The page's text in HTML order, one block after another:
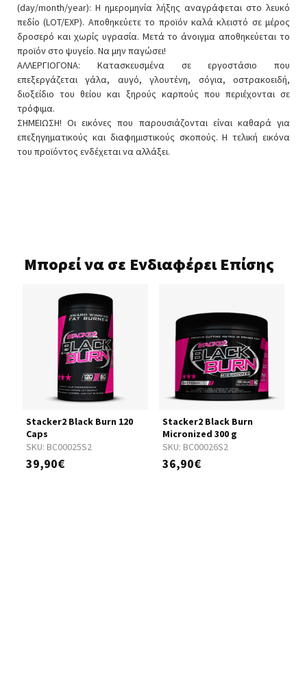
(day/month/year): Η ημερομηνία λήξης αναγράφεται στο λευκό
πεδίο (LOT/EXP). Αποθηκεύετε το προϊόν καλά κλειστό σε μέρος
δροσερό και χωρίς υγρασία. Μετά το άνοιγμα αποθηκεύεται το
προϊόν στο ψυγείο. Να μην παγώσει!
ΑΛΛΕΡΓΙΟΓΟΝΑ: Κατασκευσμένα σε εργοστάσιο που
επεξεργάζεται γάλα, αυγό, γλουτένη, σόγια, οστρακοειδή,
διοξείδιο του θείου και ξηρούς καρπούς που περιέχονται σε
τρόφιμα.
ΣΗΜΕΙΩΣΗ! Οι εικόνες που παρουσιάζονται είναι καθαρά για
επεξηγηματικούς και διαφημιστικούς σκοπούς. Η τελική εικόνα
του προϊόντος ενδέχεται να αλλάξει.
Μπορεί να σε Ενδιαφέρει Επίσης
SKU: BC00025S2
Stacker2 Black Burn 120
Caps
39,90€
SKU: BC00026S2
Stacker2 Black Burn
Micronized 300 g
36,90€